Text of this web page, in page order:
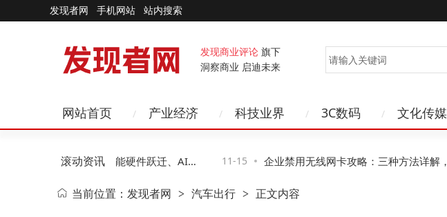
发现者网 手机网站 站内搜索
发现商业评论旗下
洞察商业 启迪未来
网站首页 产业经济 科技业界 3C数码 文化传媒
滚动资讯
十年科技新图景：智能硬件跃迁、AI赋
网络无感化变革
11-15 企业禁用无线网卡攻略：三种方法详解，第
二种助企业高效管控风险
当前位置： 发现者网 > 汽车出行 > 正文内容